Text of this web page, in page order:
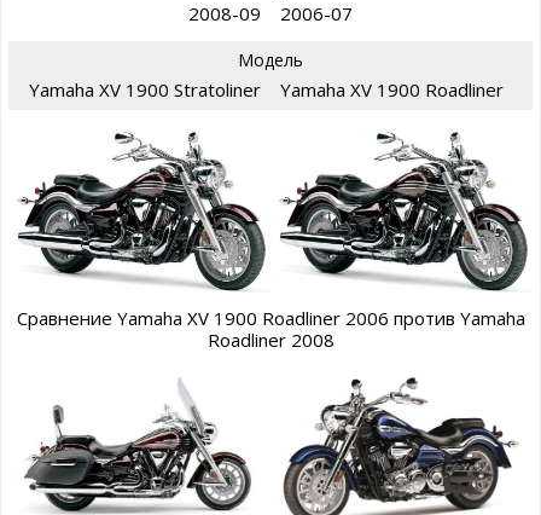
2008-09 2006-07
Модель
Yamaha XV 1900 Stratoliner Yamaha XV 1900 Roadliner
Сравнение Yamaha XV 1900 Roadliner 2006 против Yamaha
Roadliner 2008